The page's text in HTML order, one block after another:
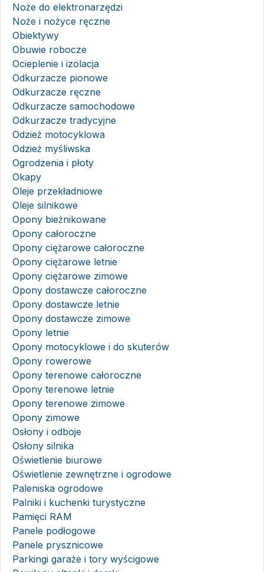
Noże do elektronarzędzi
Noże i nożyce ręczne
Obiektywy
Obuwie robocze
Ocieplenie i izolacja
Odkurzacze pionowe
Odkurzacze ręczne
Odkurzacze samochodowe
Odkurzacze tradycyjne
Odzież motocyklowa
Odzież myśliwska
Ogrodzenia i płoty
Okapy
Oleje przekładniowe
Oleje silnikowe
Opony bieżnikowane
Opony całoroczne
Opony ciężarowe całoroczne
Opony ciężarowe letnie
Opony ciężarowe zimowe
Opony dostawcze całoroczne
Opony dostawcze letnie
Opony dostawcze zimowe
Opony letnie
Opony motocyklowe i do skuterów
Opony rowerowe
Opony terenowe całoroczne
Opony terenowe letnie
Opony terenowe zimowe
Opony zimowe
Osłony i odboje
Osłony silnika
Oświetlenie biurowe
Oświetlenie zewnętrzne i ogrodowe
Paleniska ogrodowe
Palniki i kuchenki turystyczne
Pamięci RAM
Panele podłogowe
Panele prysznicowe
Parkingi garaże i tory wyścigowe